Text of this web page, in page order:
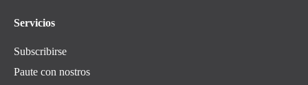
Servicios
Subscribirse
Paute con nostros